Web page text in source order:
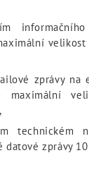
zprávy na
maximální
technickém
zprávy 10